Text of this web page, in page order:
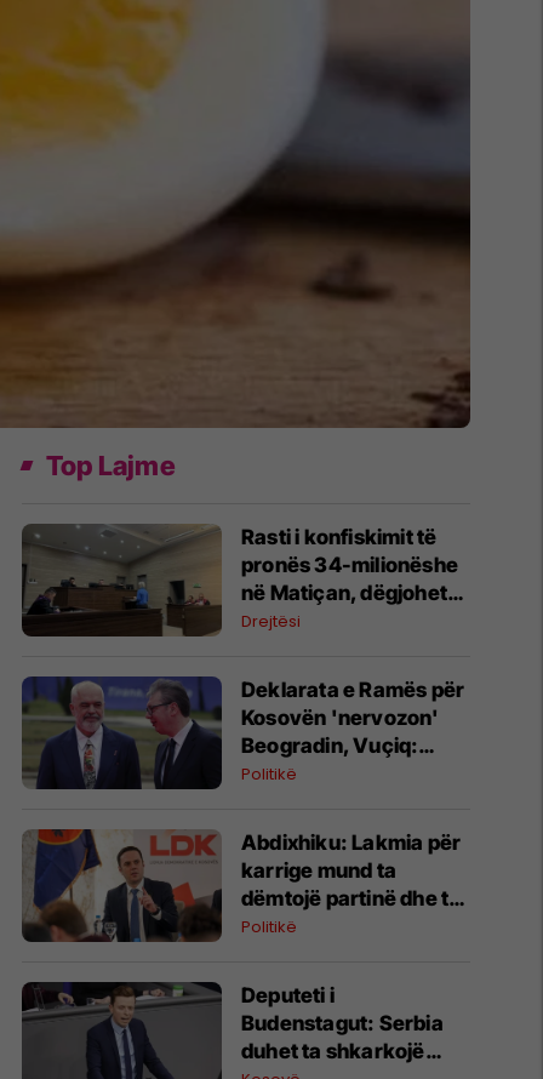
Top Lajme
Rasti i konfiskimit të
pronës 34-milionëshe
në Matiçan, dëgjohet
ekspertja e forenzikës
Drejtësi
Deklarata e Ramës për
Kosovën 'nervozon'
Beogradin, Vuçiq:
Realiteti nuk është i
Politikë
Abdixhiku: Lakmia për
karrige mund ta
dëmtojë partinë dhe ta
çojë Kosovën drejt
Politikë
Deputeti i
Budenstagut: Serbia
duhet ta shkarkojë